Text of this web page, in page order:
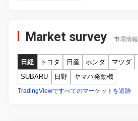
Market survey 市場情報
日経 トヨタ 日産 ホンダ マツダ
SUBARU
日野 ヤマハ発動機
TradingViewですべてのマーケットを追跡